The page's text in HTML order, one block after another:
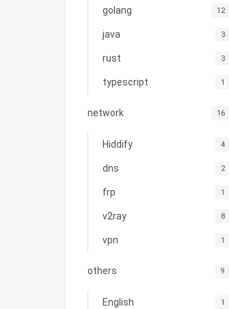
golang 12
java 3
rust 3
typescript 1
network 16
Hiddify 4
dns 2
frp 1
v2ray 8
vpn 1
others 9
English 1